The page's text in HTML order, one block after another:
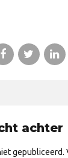
achter
gepubliceerd.